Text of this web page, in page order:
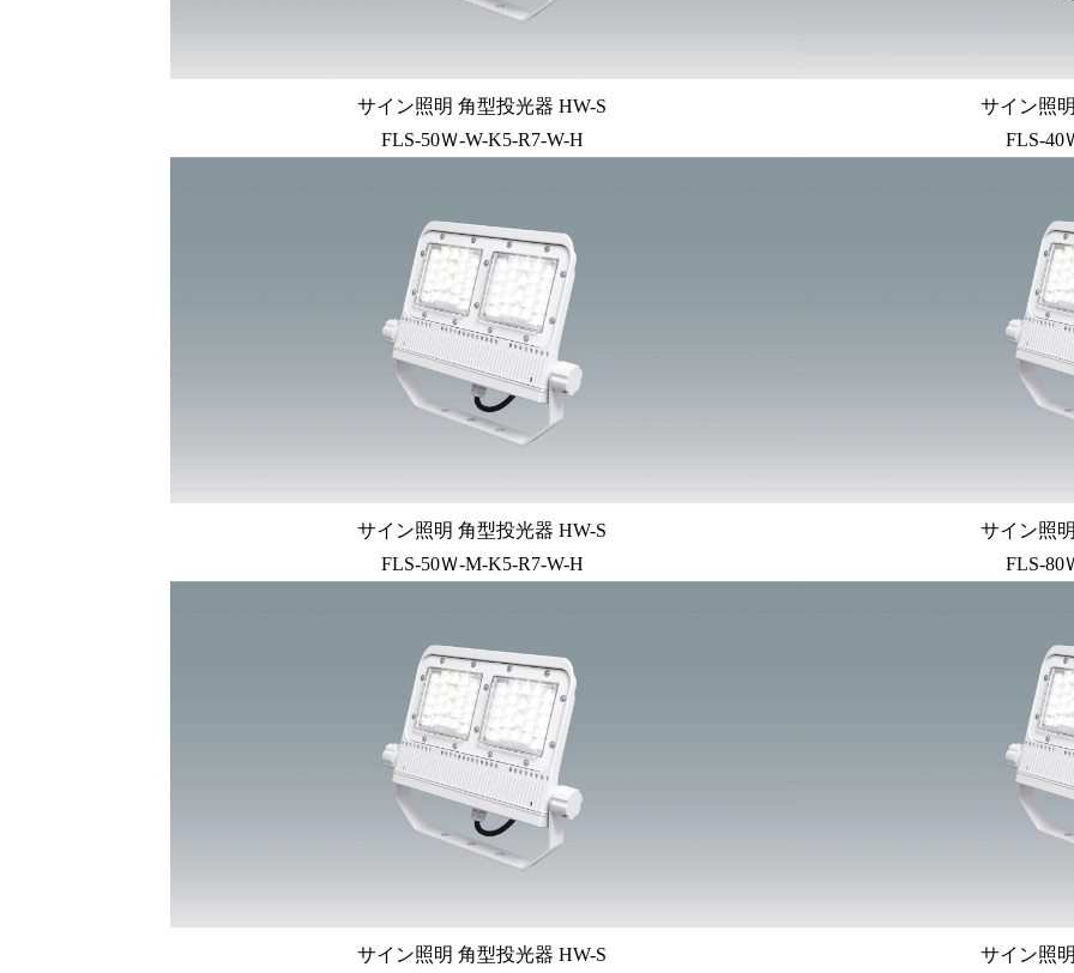
サイン照明 角型投光器 HW-S
FLS-50Ｗ-W-K5-R7-W-H
サイン照明 角型投光器 HW-S
FLS-50Ｗ-M-K5-R7-W-H
サイン照明 角型投光器 HW-S
サイン照
FLS-40
サイン照
FLS-80
サイン照